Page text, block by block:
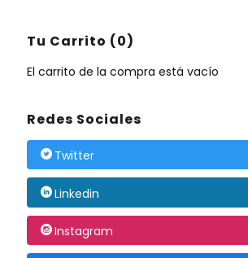
Tu Carrito (0)
El carrito de la compra está vacío
Redes Sociales
Twitter
Linkedin
Instagram